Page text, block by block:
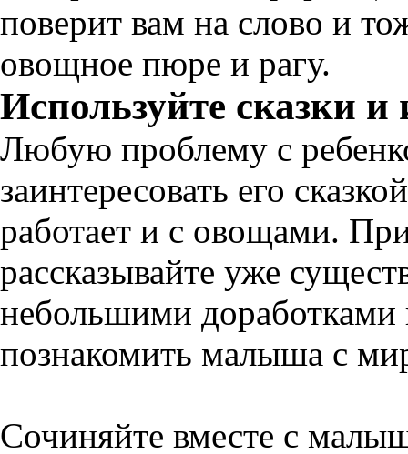
поверит вам на слово и
овощное пюре и рагу.
Используйте сказки
Любую проблему с
заинтересовать его
работает и с овощами.
рассказывайте уже
небольшими доработками
познакомить малыша с
Сочиняйте вместе с